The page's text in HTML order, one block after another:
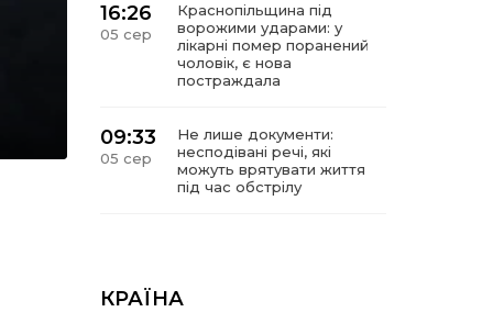
16:26
05 сер
Краснопільщина під
ворожими ударами: у
лікарні помер поранений
чоловік, є нова
постраждала
09:33
05 сер
Не лише документи:
несподівані речі, які
можуть врятувати життя
під час обстрілу
КРАЇНА